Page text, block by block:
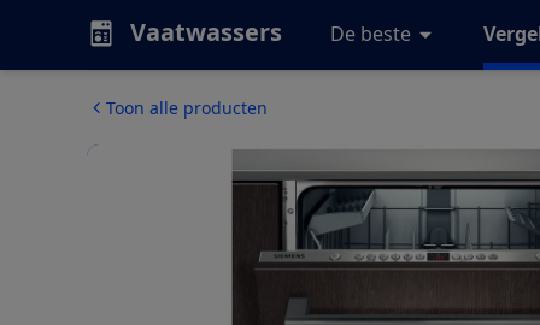
Vaatwassers De beste
Toon alle producten